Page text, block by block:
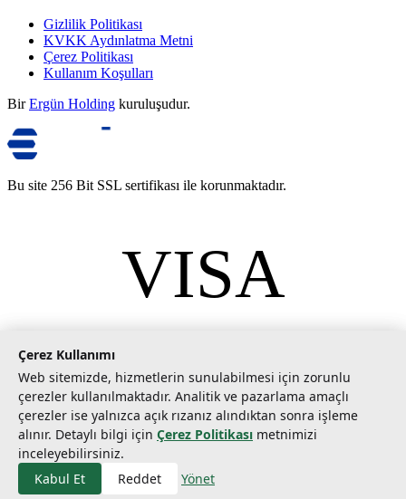
Gizlilik Politikası
KVKK Aydınlatma Metni
Çerez Politikası
Kullanım Koşulları
Bir Ergün Holding kuruluşudur.
Bu site 256 Bit SSL sertifikası ile korunmaktadır.
VISA
mastercard
2026Tarımcom Tarım ve Teknoloji A.Ş. Tüm hakları saklıdır.